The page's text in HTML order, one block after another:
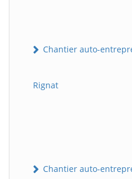
Chantier auto-
Rignat
Chantier auto-